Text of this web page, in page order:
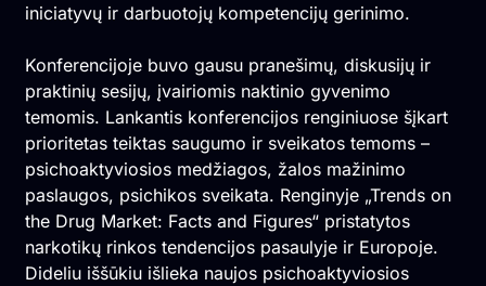
iniciatyvų ir darbuotojų kompetencijų gerinimo.
Konferencijoje buvo gausu pranešimų, diskusijų ir
praktinių sesijų, įvairiomis naktinio gyvenimo
temomis. Lankantis konferencijos renginiuose šįkart
prioritetas teiktas saugumo ir sveikatos temoms –
psichoaktyviosios medžiagos, žalos mažinimo
paslaugos, psichikos sveikata. Renginyje „Trends on
the Drug Market: Facts and Figures“ pristatytos
narkotikų rinkos tendencijos pasaulyje ir Europoje.
Dideliu iššūkiu išlieka naujos psichoaktyviosios